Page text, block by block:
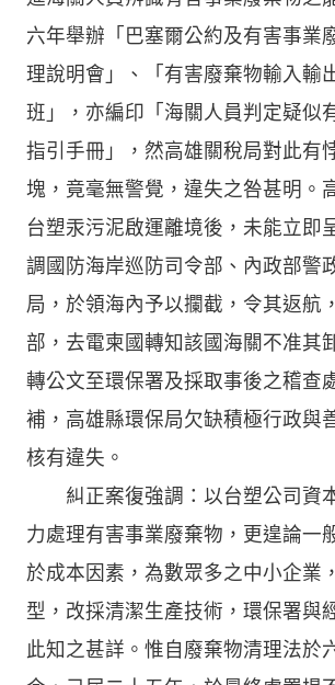
六年舉辦「巴塞爾公約及有害事業
理說明會」、「有害廢棄物輸入輸
班」，亦編印「海關人員判定疑似
指引手冊」，然高雄關稅局對此有
塊，竟毫無警覺，違失之咎甚明。
台塑汞污泥啟運離境後，未能立即
調國防海岸巡防司令部、內政部警
局，於領海內予以攔截，令其返航
部，去電柬國轉知該國海關不准其
轉公文至環保署及採取事後之稽查
補，高雄縣環保局欠缺積極行政與
核有違失。
糾正案復強調：以台塑公司資
力處理有害事業廢棄物，更遑論一
於成本因素，為數眾多之中小企業
型，改採清潔生產技術，環保署與
此知之甚詳。惟自廢棄物清理法於